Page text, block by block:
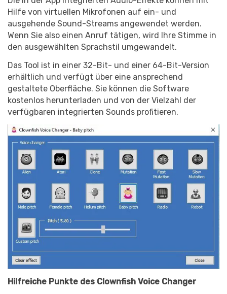
Hilfe von virtuellen Mikrofonen auf ein- und
ausgehende Sound-Streams angewendet werden.
Wenn Sie also einen Anruf tätigen, wird Ihre Stimme in
den ausgewählten Sprachstil umgewandelt.
Das Tool ist in einer 32-Bit- und einer 64-Bit-Version
erhältlich und verfügt über eine ansprechend
gestaltete Oberfläche. Sie können die Software
kostenlos herunterladen und von der Vielzahl der
verfügbaren integrierten Sounds profitieren.
Hilfreiche Punkte des Clownfish Voice Changer